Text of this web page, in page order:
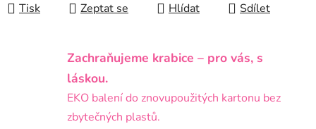
Tisk Zeptat se Hlídat Sdílet
Zachraňujeme krabice – pro vás, s
láskou.
EKO balení do znovupoužitých kartonu bez
zbytečných plastů.